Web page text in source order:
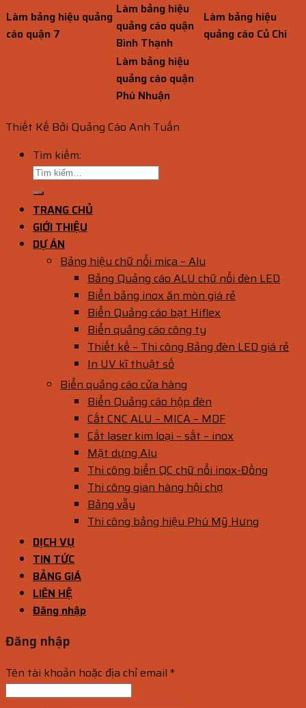
Làm bảng hiệu quảng
cáo quận 7
Làm bảng hiệu
quảng cáo quận
Bình Thạnh
Làm bảng hiệu
quảng cáo Củ Chi
Làm bảng hiệu
quảng cáo quận
Phú Nhuận
Thiết Kế Bởi Quảng Cáo Anh Tuấn
Tìm kiếm:
TRANG CHỦ
GIỚI THIỆU
DỰ ÁN
Bảng hiệu chữ nổi mica – Alu
Bảng Quảng cáo ALU chữ nổi đèn LED
Biển bảng inox ăn mòn giá rẻ
Biển Quảng cáo bạt Hiflex
Biển quảng cáo công ty
Thiết kế – Thi công Bảng đèn LED giá rẻ
In UV kĩ thuật số
Biển quảng cáo cửa hàng
Biển Quảng cáo hộp đèn
Cắt CNC ALU – MICA – MDF
Cắt laser kim loại – sắt – inox
Mặt dựng Alu
Thi công biển QC chữ nổi inox-Đồng
Thi công gian hàng hội chợ
Bảng vẫy
Thi công bảng hiệu Phú Mỹ Hưng
DỊCH VỤ
TIN TỨC
BẢNG GIÁ
LIÊN HỆ
Đăng nhập
Đăng nhập
Tên tài khoản hoặc địa chỉ email *